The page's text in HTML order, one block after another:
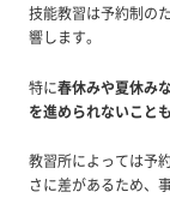
技能教習は予約制の
響します。
特に春休みや夏休み
を進められないこと
教習所によっては予
さに差があるため、